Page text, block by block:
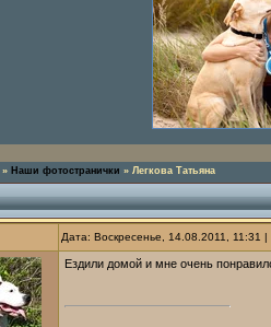
» Наши фотостранички » Легкова Татьяна
Дата: Воскресенье, 14.08.2011,
Ездили домой и мне очень